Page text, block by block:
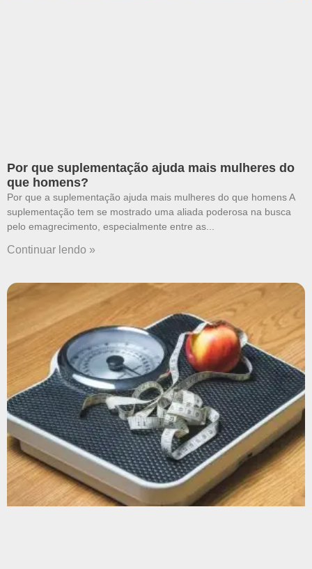
Por que suplementação ajuda mais mulheres do
que homens?
Por que a suplementação ajuda mais mulheres do que homens A
suplementação tem se mostrado uma aliada poderosa na busca
pelo emagrecimento, especialmente entre as
Continuar lendo »